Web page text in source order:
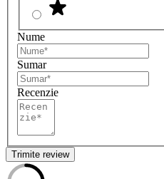
Nume
Sumar
Recenzie
Trimite review